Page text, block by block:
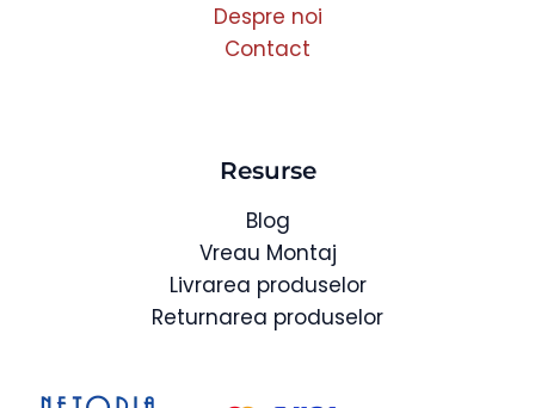
Despre noi
Contact
Resurse
Blog
Vreau Montaj
Livrarea produselor
Returnarea produselor